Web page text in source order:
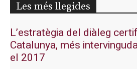
Les més llegides
L’estratègia del diàleg
Catalunya, més
el 2017